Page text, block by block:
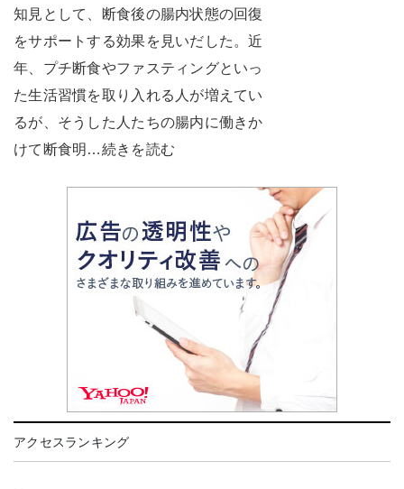
知見として、断食後の腸内状態の回復
をサポートする効果を見いだした。近
年、プチ断食やファスティングといっ
た生活習慣を取り入れる人が増えてい
るが、そうした人たちの腸内に働きか
けて断食明…続きを読む
アクセスランキング